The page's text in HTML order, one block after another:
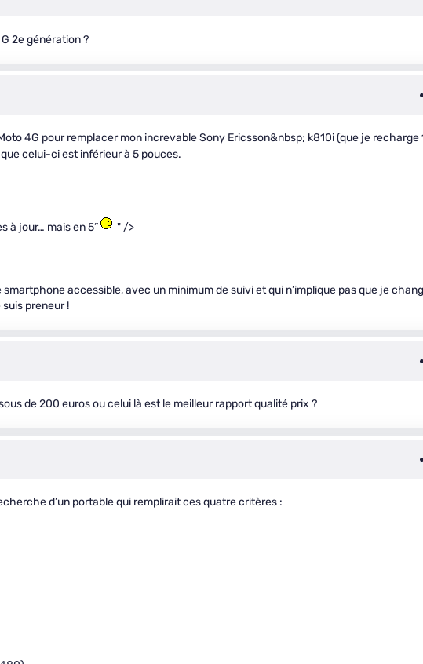
2e génération ?
4G pour remplacer mon increvable Sony Ericsson&nbsp; k810i (que je recharge
celui-ci est inférieur à 5 pouces.
à jour… mais en 5” " />
accessible, avec un minimum de suivi et qui n’implique pas que je
preneur !
de 200 euros ou celui là est le meilleur rapport qualité prix ?
d’un portable qui remplirait ces quatre critères :